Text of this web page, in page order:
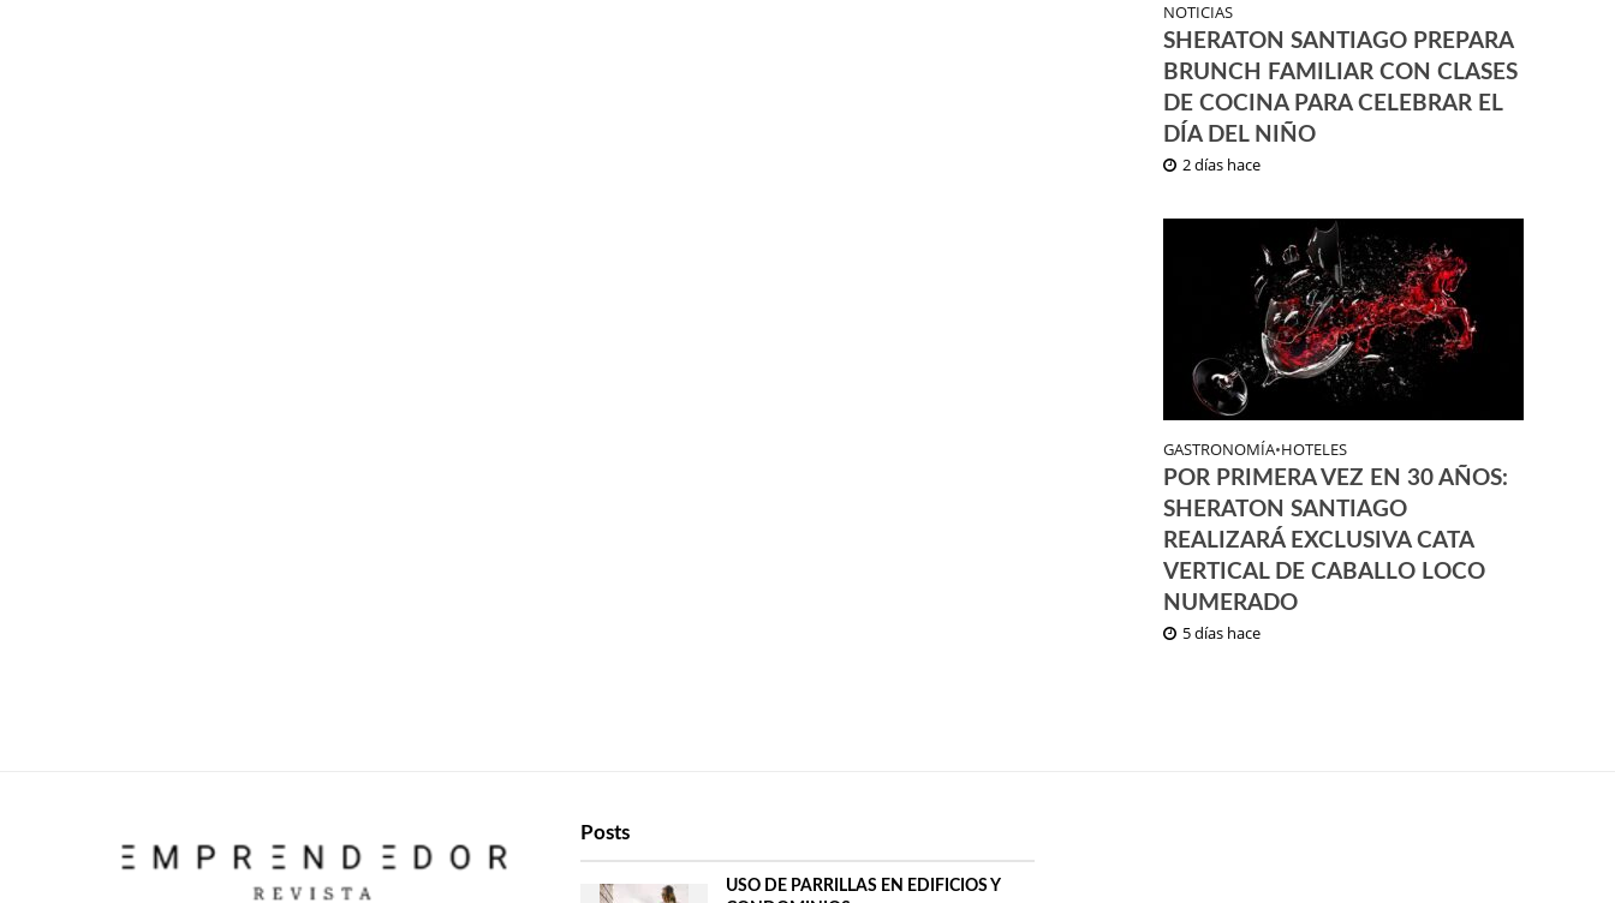
NOTICIAS
SHERATON SANTIAGO PREPARA
BRUNCH FAMILIAR CON CLASES
DE COCINA PARA CELEBRAR EL
DÍA DEL NIÑO
2 días hace
GASTRONOMÍA•HOTELES
POR PRIMERA VEZ EN 30 AÑOS:
SHERATON SANTIAGO
REALIZARÁ EXCLUSIVA CATA
VERTICAL DE CABALLO LOCO
NUMERADO
5 días hace
Posts
USO DE PARRILLAS EN EDIFICIOS Y